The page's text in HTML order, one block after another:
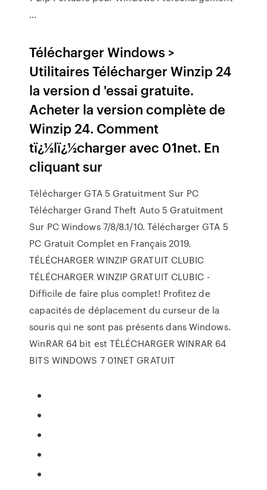
...
Télécharger Windows >
Utilitaires Télécharger Winzip 24
la version d 'essai gratuite.
Acheter la version complète de
Winzip 24. Comment
tï¿½lï¿½charger avec 01net. En
cliquant sur
Télécharger GTA 5 Gratuitment Sur PC
Télécharger Grand Theft Auto 5 Gratuitment
Sur PC Windows 7/8/8.1/10. Télécharger GTA 5
PC Gratuit Complet en Français 2019.
TÉLÉCHARGER WINZIP GRATUIT CLUBIC
TÉLÉCHARGER WINZIP GRATUIT CLUBIC -
Difficile de faire plus complet! Profitez de
capacités de déplacement du curseur de la
souris qui ne sont pas présents dans Windows.
WinRAR 64 bit est TÉLÉCHARGER WINRAR 64
BITS WINDOWS 7 01NET GRATUIT